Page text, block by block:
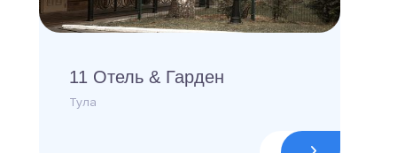
11 Отель & Гарден
Тула